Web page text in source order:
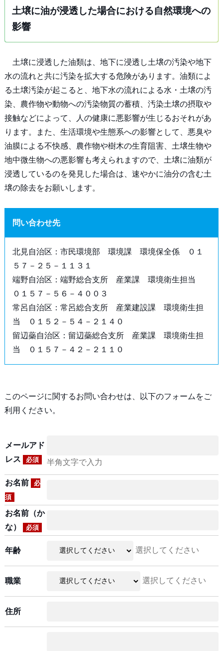
土壌に油が浸透した場合における自然環境への
影響
土壌に浸透した油類は、地下に浸透し土壌の汚染や地下
水の流れと共に汚染を拡大する危険があります。油類によ
る土壌汚染が起こると、地下水の流れによる水・土壌の汚
染、農作物や動物への汚染物質の蓄積、汚染土壌の摂取や
接触などによって、人の健康に悪影響が生じるおそれがあ
ります。また、生活環境や生態系への影響として、悪臭や
油膜による不快感、農作物や樹木の生育阻害、土壌生物や
地中微生物への悪影響も考えられますので、土壌に油類が
浸透しているのを発見した場合は、速やかに油分の含む土
壌の除去をお願いします。
問い合わせ先
北見自治区：市民環境部 環境課 環境保全係 ０１
５７－２５－１１３１
端野自治区：端野総合支所 産業課 環境衛生担当
０１５７－５６－４００３
常呂自治区：常呂総合支所 産業建設課 環境衛生担
当 ０１５２－５４－２１４０
留辺蘂自治区：留辺蘂総合支所 産業課 環境衛生担
当 ０１５７－４２－２１１０
このページに関するお問い合わせは、以下のフォームをご
利用ください。
メールアド
レス
必須 半角文字で入力
お名前
必
須
お名前（か
な）
必須
年齢 選択してください
職業 選択してください
住所